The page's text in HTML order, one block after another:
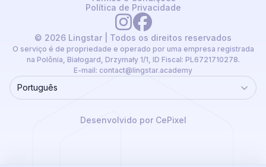
© 2026 Lingstar | Todos os direitos reservados
O serviço é de propriedade e operado por uma empresa registrada
na Polônia, Białogard, Drzymały 1/1, ID Fiscal: PL6721710278.
E-mail: contact@lingstar.academy
Política de Privacidade
Language
Português
Desenvolvido por CePixel